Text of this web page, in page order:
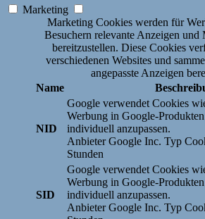
Marketing
Marketing Cookies werden für
Besuchern relevante Anzeigen und
bereitzustellen. Diese Cookies
verschiedenen Websites und
angepasste Anzeigen
Name
NID
Google verwendet Cookies
Werbung in Google-
individuell anzupassen.
Anbieter Google Inc. Typ
Stunden
SID
Google verwendet Cookies
Werbung in Google-
individuell anzupassen.
Anbieter Google Inc. Typ